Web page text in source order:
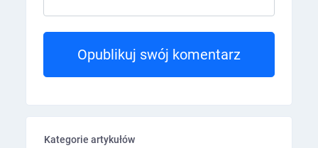
Opublikuj swój komentarz
Kategorie artykułów